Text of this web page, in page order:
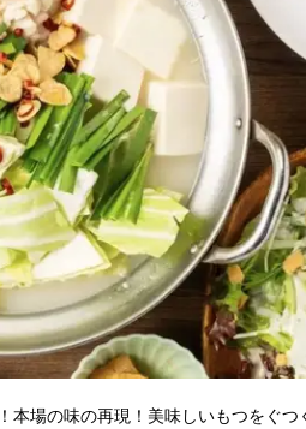
本場の味の再現！美味しいもつをぐつ